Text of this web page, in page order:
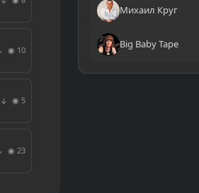
Михаил Круг
Big Baby Tape
◉ 10
↓ ◉ 5
◉ 23